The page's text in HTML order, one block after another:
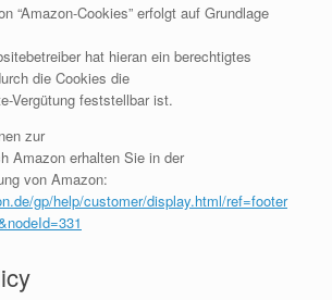
“Amazon-Cookies” erfolgt auf Grundlage
hat hieran ein berechtigtes
die Cookies die
Vergütung feststellbar ist.
zur
Amazon erhalten Sie in der
von Amazon:
gp/help/customer/display.html/ref=footer